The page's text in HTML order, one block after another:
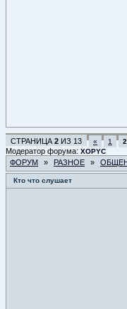
СТРАНИЦА 2 ИЗ 13 « 1 2
Модератор форума: XOPYC
ФОРУМ » РАЗНОЕ »
Кто что слушает